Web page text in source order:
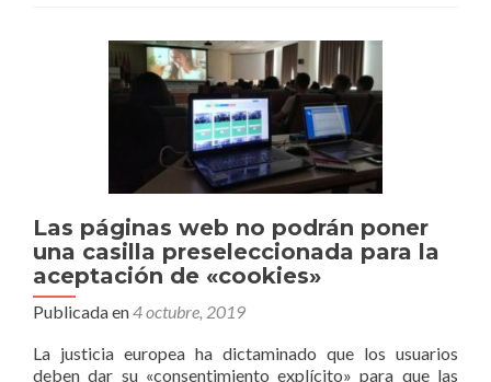
Las páginas web no podrán poner
una casilla preseleccionada para la
aceptación de «cookies»
Publicada en4 octubre, 2019
La justicia europea ha dictaminado que los usuarios
deben dar su «consentimiento explícito» para que las